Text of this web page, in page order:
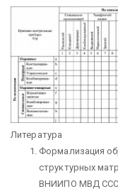
Литература
Формализация
структурных
ВНИИПО МВД